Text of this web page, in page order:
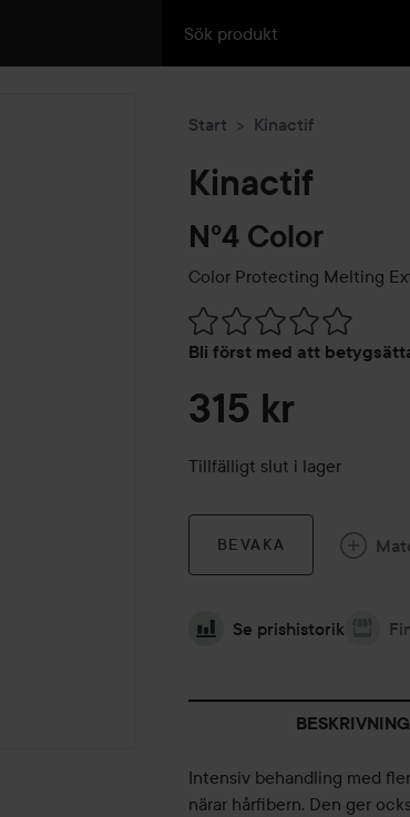
Start Kinactif
Kinactif
Nº4 Color
Color Protecting Melting
Bli först med att
Hoppa till Betyg &
315 kr
Tillfälligt slut i lager
BEVAKA
Se prishistorik
BESKRIVNING
Intensiv behandling med
närar hårfibern. Den ger